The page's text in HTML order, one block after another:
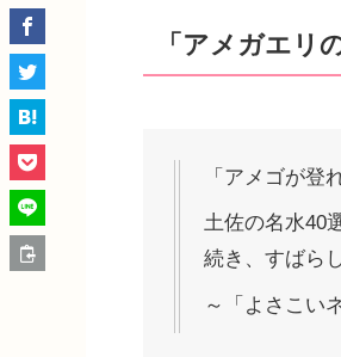
「アメガエリ
「アメゴが登
土佐の名水40
続き、すばら
～「よさこい